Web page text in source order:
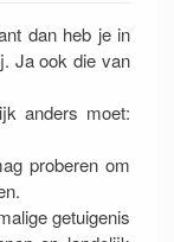
dan heb je in
Ja ook die van
anders moet:
proberen om
getuigenis